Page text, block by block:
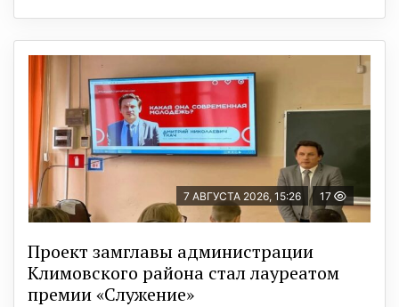
7 АВГУСТА 2026, 15:26 17
Проект замглавы администрации
Климовского района стал лауреатом
премии «Служение»